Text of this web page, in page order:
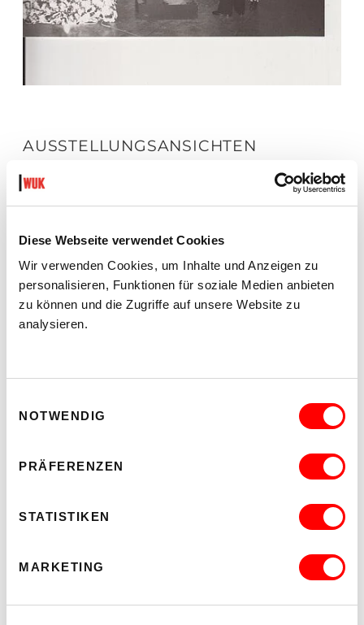
Diese Webseite verwendet Cookies
Wir verwenden Cookies, um Inhalte und Anzeigen zu
personalisieren, Funktionen für soziale Medien anbieten
zu können und die Zugriffe auf unsere Website zu
analysieren.
NOTWENDIG
PRÄFERENZEN
STATISTIKEN
MARKETING
AUSSTELLUNGSANSICHTEN